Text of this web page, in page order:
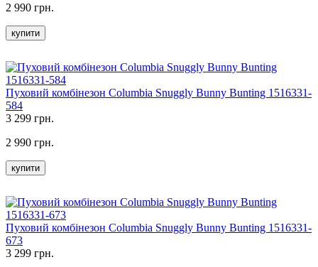
2 990 грн.
купити
Пуховий комбінезон Columbia Snuggly Bunny Bunting 1516331-
584
3 299 грн.
2 990 грн.
купити
Пуховий комбінезон Columbia Snuggly Bunny Bunting 1516331-
673
3 299 грн.